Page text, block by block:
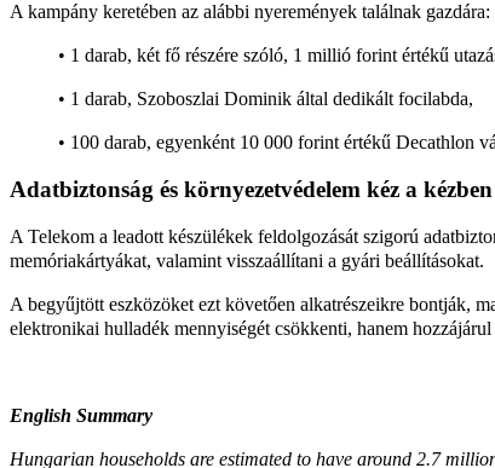
A kampány keretében az alábbi nyeremények találnak gazdára:
• 1 darab, két fő részére szóló, 1 millió forint értékű
• 1 darab, Szoboszlai Dominik által dedikált focilabda,
• 100 darab, egyenként 10 000 forint értékű Decathlon
Adatbiztonság és környezetvédelem kéz a kézben
A Telekom a leadott készülékek feldolgozását szigorú
memóriakártyákat, valamint visszaállítani a gyári beállításokat.
A begyűjtött eszközöket ezt követően alkatrészeikre bontják,
elektronikai hulladék mennyiségét csökkenti, hanem
English Summary
Hungarian households are estimated to have around 2.7